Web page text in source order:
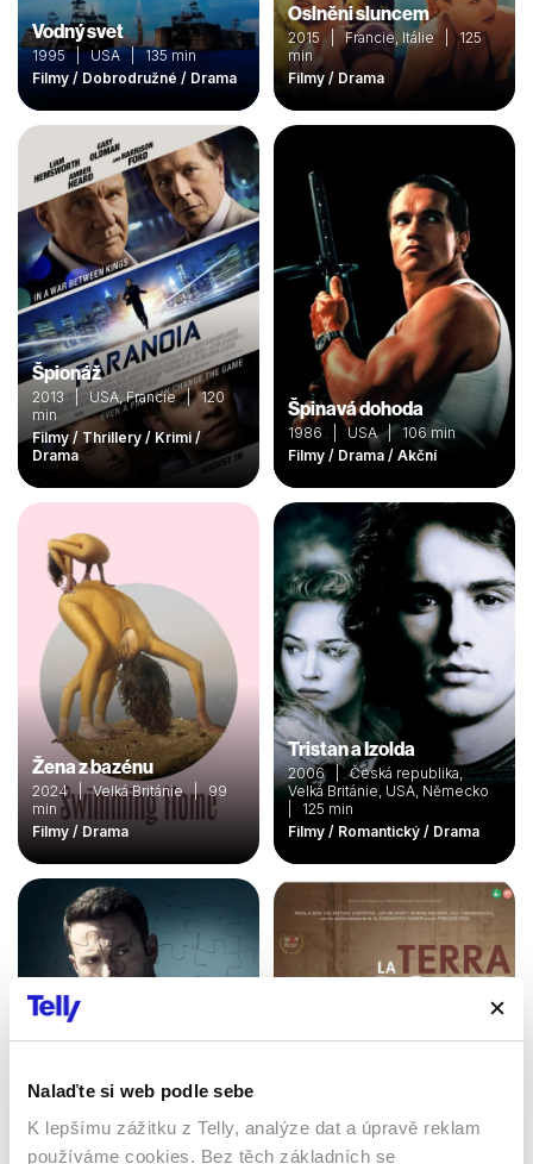
Nalaďte si web podle sebe
K lepšímu zážitku z Telly, analýze dat a úpravě reklam
používáme cookies. Bez těch základních se
Vodný svet
1995 | USA | 135 min
Filmy / Dobrodružné / Drama
Oslněni sluncem
2015 | Francie, Itálie | 125
min
Filmy / Drama
Špionáž
2013 | USA, Francie | 120
min
Filmy / Thrillery / Krimi /
Drama
Špinavá dohoda
1986 | USA | 106 min
Filmy / Drama / Akční
Žena z bazénu
2024 | Velká Británie | 99
min
Filmy / Drama
Tristan a Izolda
2006 | Česká republika,
Velká Británie, USA, Německo
| 125 min
Filmy / Romantický / Drama